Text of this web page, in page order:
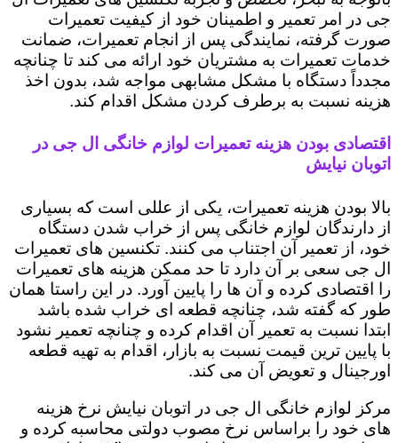
جی در امر تعمیر و اطمینان خود از کیفیت تعمیرات
صورت گرفته، نمایندگی پس از انجام تعمیرات، ضمانت
خدمات تعمیرات به مشتریان خود ارائه می کند تا چنانچه
مجدداً دستگاه با مشکل مشابهی مواجه شد، بدون اخذ
هزینه نسبت به برطرف کردن مشکل اقدام کند.
اقتصادی بودن هزینه تعمیرات لوازم خانگی ال جی در
اتوبان نیایش
بالا بودن هزینه تعمیرات، یکی از عللی است که بسیاری
از دارندگان لوازم خانگی پس از خراب شدن دستگاه
خود، از تعمیر آن اجتناب می کنند. تکنسین های تعمیرات
ال جی سعی بر آن دارد تا حد ممکن هزینه های تعمیرات
را اقتصادی کرده و آن ها را پایین آورد. در این راستا همان
طور که گفته شد، چنانچه قطعه ای خراب شده باشد
ابتدا نسبت به تعمیر آن اقدام کرده و چنانچه تعمیر نشود
با پایین ترین قیمت نسبت به بازار، اقدام به تهیه قطعه
اورجینال و تعویض آن می کند.
مرکز لوازم خانگی ال جی در اتوبان نیایش نرخ هزینه
های خود را براساس نرخ مصوب دولتی محاسبه کرده و